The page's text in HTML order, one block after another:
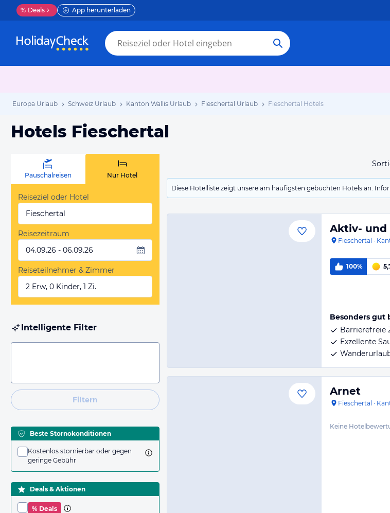
% Deals App herunterladen
Europa Urlaub Schweiz Urlaub Kanton Wallis Urlaub Fieschertal Urlaub Fieschertal Hotels
Hotels Fieschertal
Diese Hotelliste zeigt unsere am häufigsten gebuchten Hotels an.
Pauschalreisen Nur Hotel
Reiseziel oder Hotel
Fieschertal
Reisezeitraum
04.09.26 - 06.09.26
Reiseteilnehmer & Zimmer
2 Erw, 0 Kinder, 1 Zi.
Intelligente Filter
Filtern
Beste Stornokonditionen
Kostenlos stornierbar oder gegen
geringe Gebühr
Deals & Aktionen
% Deals
Aktiv- und
Fieschertal ·
100%
Besonders gut
Barrierefreie
Exzellente
Arnet
Fieschertal ·
Keine